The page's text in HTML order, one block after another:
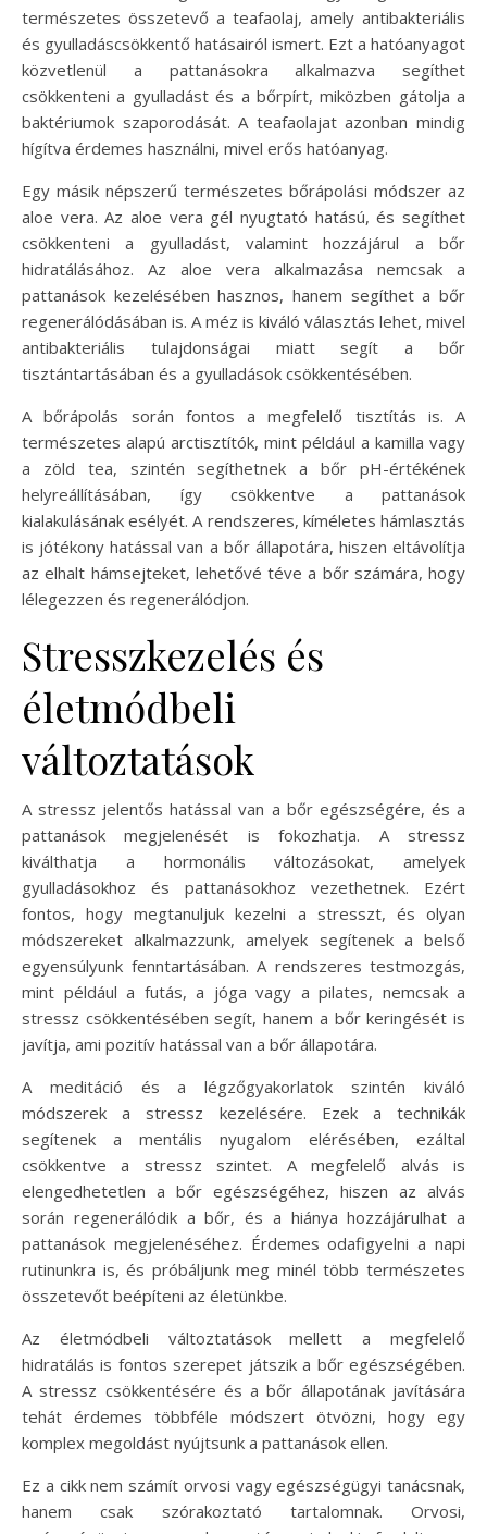
természetes összetevő a teafaolaj, amely antibakteriális
és gyulladáscsökkentő hatásairól ismert. Ezt a hatóanyagot
közvetlenül a pattanásokra alkalmazva segíthet
csökkenteni a gyulladást és a bőrpírt, miközben gátolja a
baktériumok szaporodását. A teafaolajat azonban mindig
hígítva érdemes használni, mivel erős hatóanyag.
Egy másik népszerű természetes bőrápolási módszer az
aloe vera. Az aloe vera gél nyugtató hatású, és segíthet
csökkenteni a gyulladást, valamint hozzájárul a bőr
hidratálásához. Az aloe vera alkalmazása nemcsak a
pattanások kezelésében hasznos, hanem segíthet a bőr
regenerálódásában is. A méz is kiváló választás lehet, mivel
antibakteriális tulajdonságai miatt segít a bőr
tisztántartásában és a gyulladások csökkentésében.
A bőrápolás során fontos a megfelelő tisztítás is. A
természetes alapú arctisztítók, mint például a kamilla vagy
a zöld tea, szintén segíthetnek a bőr pH-értékének
helyreállításában, így csökkentve a pattanások
kialakulásának esélyét. A rendszeres, kíméletes hámlasztás
is jótékony hatással van a bőr állapotára, hiszen eltávolítja
az elhalt hámsejteket, lehetővé téve a bőr számára, hogy
lélegezzen és regenerálódjon.
Stresszkezelés és
életmódbeli
változtatások
A stressz jelentős hatással van a bőr egészségére, és a
pattanások megjelenését is fokozhatja. A stressz
kiválthatja a hormonális változásokat, amelyek
gyulladásokhoz és pattanásokhoz vezethetnek. Ezért
fontos, hogy megtanuljuk kezelni a stresszt, és olyan
módszereket alkalmazzunk, amelyek segítenek a belső
egyensúlyunk fenntartásában. A rendszeres testmozgás,
mint például a futás, a jóga vagy a pilates, nemcsak a
stressz csökkentésében segít, hanem a bőr keringését is
javítja, ami pozitív hatással van a bőr állapotára.
A meditáció és a légzőgyakorlatok szintén kiváló
módszerek a stressz kezelésére. Ezek a technikák
segítenek a mentális nyugalom elérésében, ezáltal
csökkentve a stressz szintet. A megfelelő alvás is
elengedhetetlen a bőr egészségéhez, hiszen az alvás
során regenerálódik a bőr, és a hiánya hozzájárulhat a
pattanások megjelenéséhez. Érdemes odafigyelni a napi
rutinunkra is, és próbáljunk meg minél több természetes
összetevőt beépíteni az életünkbe.
Az életmódbeli változtatások mellett a megfelelő
hidratálás is fontos szerepet játszik a bőr egészségében.
A stressz csökkentésére és a bőr állapotának javítására
tehát érdemes többféle módszert ötvözni, hogy egy
komplex megoldást nyújtsunk a pattanások ellen.
Ez a cikk nem számít orvosi vagy egészségügyi tanácsnak,
hanem csak szórakoztató tartalomnak. Orvosi,